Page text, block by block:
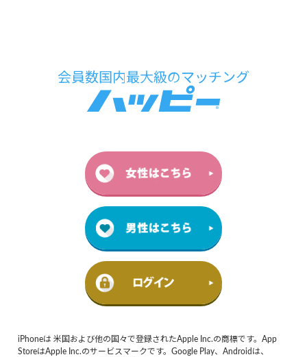
iPhoneは 米国および他の国々で登録されたApple Inc.の商標です。App
StoreはApple Inc.のサービスマークです。Google Play、Androidは、